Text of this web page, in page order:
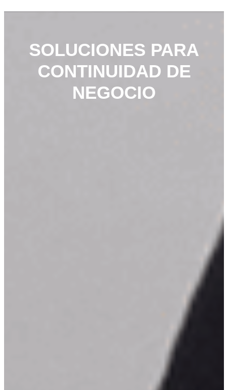
SOLUCIONES PARA
CONTINUIDAD DE
NEGOCIO